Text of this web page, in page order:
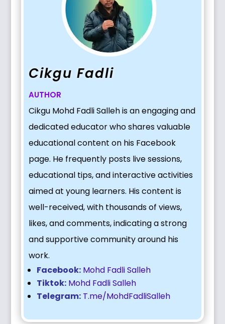
Cikgu Fadli
AUTHOR
Cikgu Mohd Fadli Salleh is an engaging and
dedicated educator who shares valuable
educational content on his Facebook
page. He frequently posts live sessions,
educational tips, and interactive activities
aimed at young learners. His content is
well-received, with thousands of views,
likes, and comments, indicating a strong
and supportive community around his
work.
Facebook: Mohd Fadli Salleh
Tiktok: Mohd Fadli Salleh
Telegram: T.me/MohdFadliSalleh